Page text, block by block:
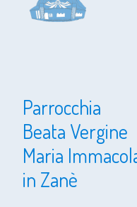
Parrocchia
Beata Vergine
Maria
in Zanè